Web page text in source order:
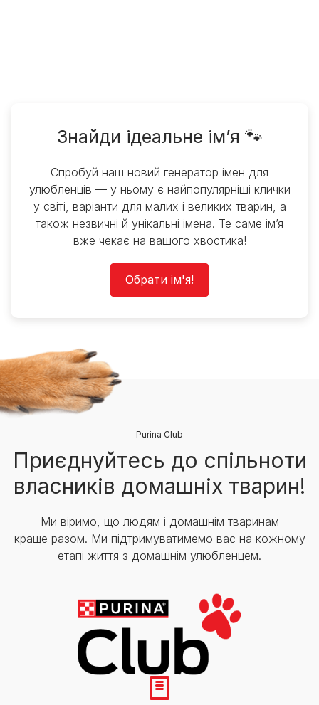
Знайди ідеальне ім’я 🐾
Спробуй наш новий генератор імен для
улюбленців — у ньому є найпопулярніші клички
у світі, варіанти для малих і великих тварин, а
також незвичні й унікальні імена. Те саме ім’я
вже чекає на вашого хвостика!
Обрати ім'я!
Purina Club
Приєднуйтесь до спільноти
власників домашніх тварин!
Ми віримо, що людям і домашнім тваринам
краще разом. Ми підтримуватимемо вас на кожному
етапі життя з домашнім улюбленцем.